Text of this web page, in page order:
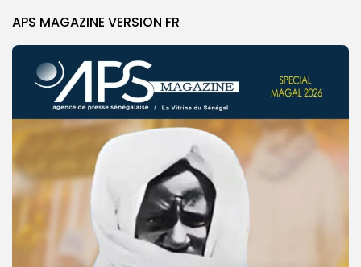
APS MAGAZINE VERSION FR